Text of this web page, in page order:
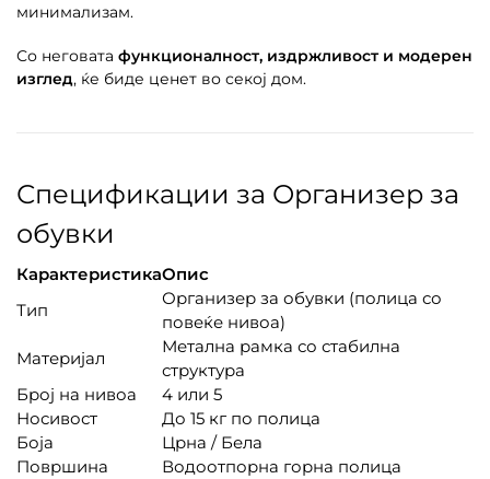
минимализам.
Со неговата функционалност, издржливост и модерен
изглед, ќе биде ценет во секој дом.
Спецификации за Организер за
обувки
КарактеристикаОпис
Тип
Организер за обувки (полица со
повеќе нивоа)
Материјал
Метална рамка со стабилна
структура
Број на нивоа
4 или 5
Носивост
До 15 кг по полица
Боја
Црна / Бела
Површина
Водоотпорна горна полица